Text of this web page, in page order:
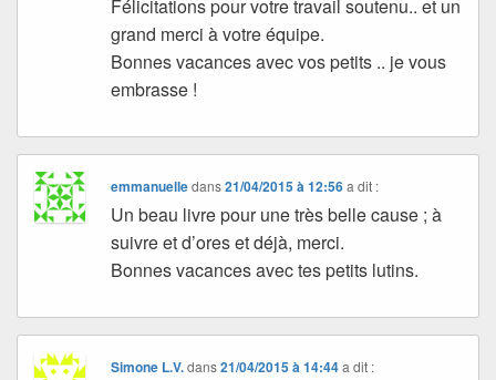
Félicitations pour votre travail soutenu.. et un
grand merci à votre équipe.
Bonnes vacances avec vos petits .. je vous
embrasse !
emmanuelledans21/04/2015 à 12:56 a dit :
Un beau livre pour une très belle cause ; à
suivre et d’ores et déjà, merci.
Bonnes vacances avec tes petits lutins.
Simone L.V.dans21/04/2015 à 14:44 a dit :